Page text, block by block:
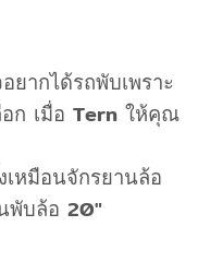
฿.
ากได้รถพับเพราะ
ก เมื่อ Tern ให้คุณ
หมือนจักรยานล้อ
พับล้อ 20″